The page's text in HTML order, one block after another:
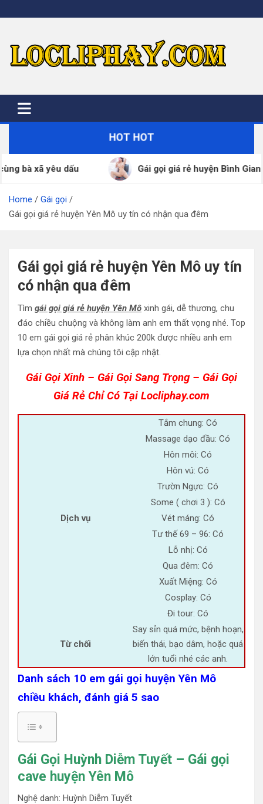
to
HOT HOT
Gái gọi giá rẻ huyện Bình Giang đã xác thực SDT –
Home
Gái gọi
Gái gọi giá rẻ huyện Yên Mô uy tín có nhận qua đêm
Gái gọi giá rẻ huyện Yên Mô uy tín
có nhận qua đêm
Tìm gái gọi giá rẻ huyện Yên Mô xinh gái, dễ thương, chu
đáo chiều chuộng và không làm anh em thất vọng nhé. Top
10 em gái gọi giá rẻ phân khúc 200k được nhiều anh em
lựa chọn nhất mà chúng tôi cập nhật.
Gái Gọi Xinh – Gái Gọi Sang Trọng – Gái Gọi
Giá Rẻ Chỉ Có Tại Locliphay.com
Dịch vụ
Tắm chung: Có
Massage dạo đầu: Có
Hôn môi: Có
Hôn vú: Có
Trườn Ngực: Có
Some ( chơi 3 ): Có
Vét máng: Có
Tư thế 69 – 96: Có
Lỗ nhị: Có
Qua đêm: Có
Xuất Miệng: Có
Cosplay: Có
Đi tour: Có
Từ chối
Say sỉn quá mức, bệnh hoạn,
biến thái, bạo dâm, hoặc quá
lớn tuổi nhé các anh.
Danh sách 10 em gái gọi huyện Yên Mô
chiều khách, đánh giá 5 sao
Gái Gọi Huỳnh Diễm Tuyết – Gái gọi
cave huyện Yên Mô
Nghệ danh: Huỳnh Diễm Tuyết